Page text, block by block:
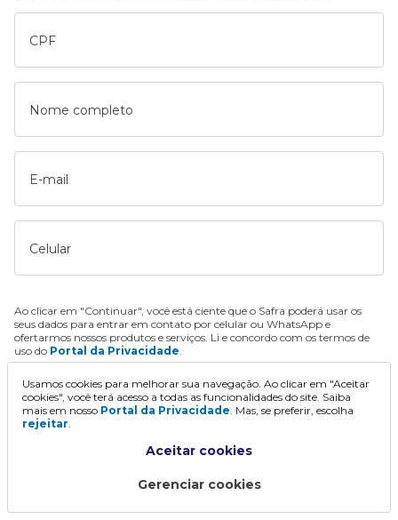
CPF
Nome completo
E-mail
Celular
Ao clicar em "Continuar", você está ciente que o Safra poderá usar os
seus dados para entrar em contato por celular ou WhatsApp e
ofertarmos nossos produtos e serviços. Li e concordo com os termos de
uso do Portal da Privacidade.
Continuar
Usamos cookies para melhorar sua navegação. Ao clicar em "Aceitar
cookies", você terá acesso a todas as funcionalidades do site. Saiba
mais em nosso Portal da Privacidade. Mas, se preferir, escolha
rejeitar.
Aceitar cookies
Gerenciar cookies